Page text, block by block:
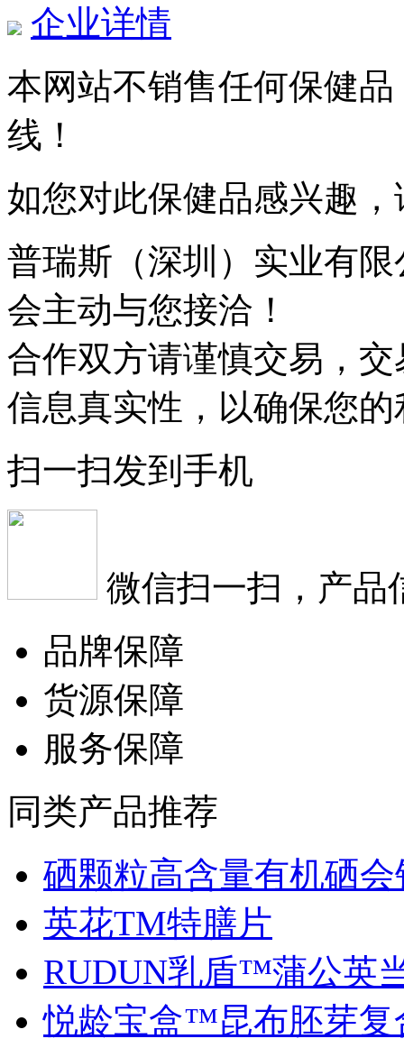
企业详情
本网站不销售任何保健
线！
如您对此保健品感兴趣
普瑞斯（深圳）实业有限
会主动与您接洽！
合作双方请谨慎交易，
信息真实性，以确保您
扫一扫发到手机
微信扫一扫，产品
品牌保障
货源保障
服务保障
同类产品推荐
硒颗粒高含量有机硒会
英花TM特膳片
RUDUN乳盾™蒲公英
悦龄宝盒™昆布胚芽复